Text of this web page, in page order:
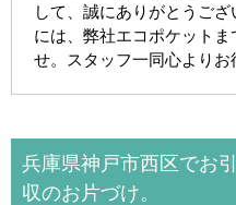
して、誠にありがとうご
には、弊社エコポケット
せ。スタッフ一同心より
兵庫県神戸市西区でお
収のお片づけ。